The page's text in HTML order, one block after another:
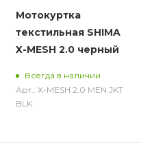
Мотокуртка
текстильная SHIMA
X-MESH 2.0 черный
Всегда в наличии
Арт.: X-MESH 2.0 MEN JKT
BLK